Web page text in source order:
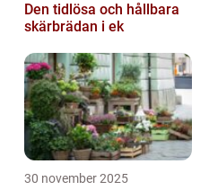
Den tidlösa och hållbara
skärbrädan i ek
30 november 2025